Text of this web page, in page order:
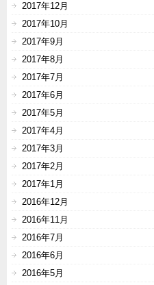
2017年12月
2017年10月
2017年9月
2017年8月
2017年7月
2017年6月
2017年5月
2017年4月
2017年3月
2017年2月
2017年1月
2016年12月
2016年11月
2016年7月
2016年6月
2016年5月